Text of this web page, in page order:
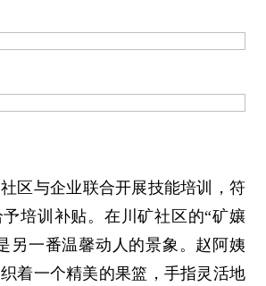
与企业联合开展技能培训，符
培训补贴。在川矿社区的“矿孃
另一番温馨动人的景象。赵阿姨
着一个精美的果篮，手指灵活地